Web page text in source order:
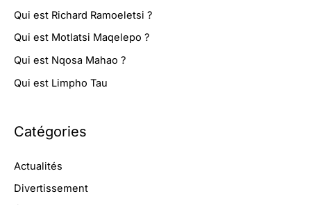
Qui est Richard Ramoeletsi ?
Qui est Motlatsi Maqelepo ?
Qui est Nqosa Mahao ?
Qui est Limpho Tau
Catégories
Actualités
Divertissement